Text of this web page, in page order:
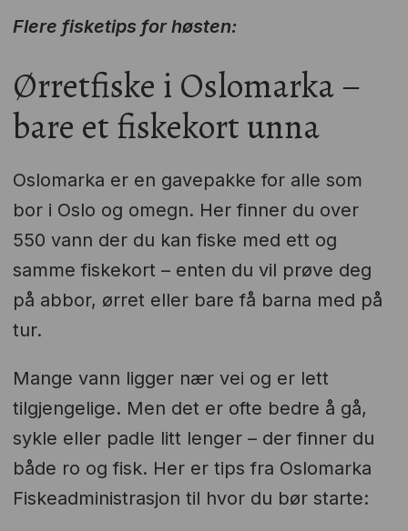
Flere fisketips for høsten:
Ørretfiske i Oslomarka –
bare et fiskekort unna
Oslomarka er en gavepakke for alle som
bor i Oslo og omegn. Her finner du over
550 vann der du kan fiske med ett og
samme fiskekort – enten du vil prøve deg
på abbor, ørret eller bare få barna med på
tur.
Mange vann ligger nær vei og er lett
tilgjengelige. Men det er ofte bedre å gå,
sykle eller padle litt lenger – der finner du
både ro og fisk. Her er tips fra Oslomarka
Fiskeadministrasjon til hvor du bør starte: